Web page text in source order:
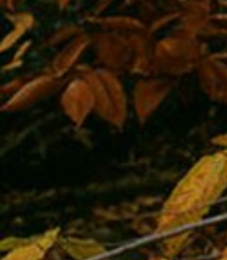
«Результаты научного мониторинга Елены и
питания подтверждают, что в условиях Хинганского
основой рациона тигров может быть не только
доступные копытные. В частности, у Елены именно
неоднократно подтверждено заверкой кластеров
у Санды не будет никаких проблем с добычей
Еленой будут мирно жить по соседству», – считает
заместитель директора Хинганского заповедника по
Российскими специалистами накоплен уникальный
и возвращения в дикую природу тигров, попавших в
жизненную ситуацию. Эти животные изымаются из
обитания в связи с ранениями, травмами,
факторами, которые представляют угрозу для их
потенциал для возникновения конфликтных
выходов в населённые пункты, нападений на
домашних животных и т.д.
Лечение и реабилитация оказавшихся в сложной
(вследствие ранений, заболеваний или
местах обитания) тигров осуществляется при
участии центра «Амурский тигр».